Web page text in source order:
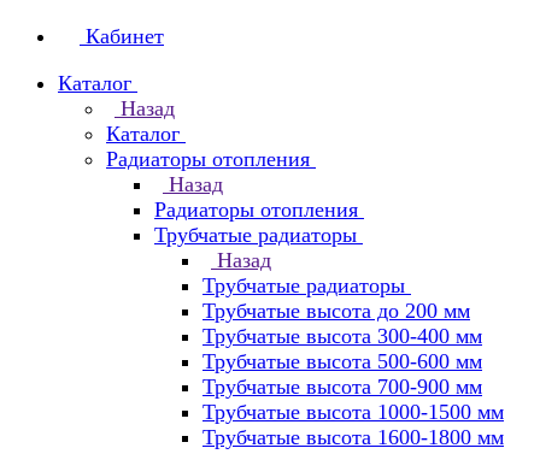
Кабинет
Каталог
Назад
Каталог
Радиаторы отопления
Назад
Радиаторы отопления
Трубчатые радиаторы
Назад
Трубчатые радиаторы
Трубчатые высота до 200 мм
Трубчатые высота 300-400 мм
Трубчатые высота 500-600 мм
Трубчатые высота 700-900 мм
Трубчатые высота 1000-1500 мм
Трубчатые высота 1600-1800 мм